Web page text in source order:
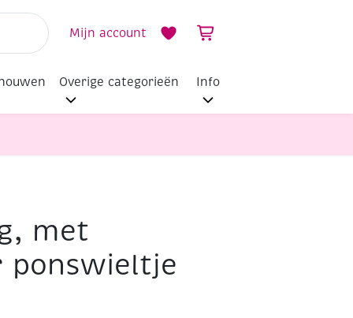
Mijn account
Overige categorieën Info
met
ponswieltje